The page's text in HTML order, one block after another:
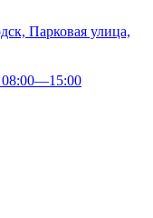
Парковая улица,